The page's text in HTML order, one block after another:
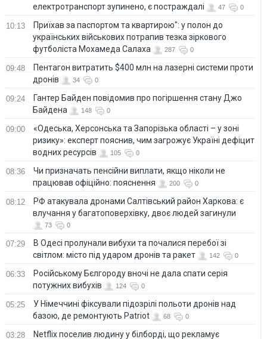
електротранспорт зупинено, є постраждалі
47 0
10:13
Приїхав за паспортом та квартирою": у полон до
українських військових потрапив тезка зіркового
футболіста Мохамеда Салаха
287 0
09:48
Пентагон витратить $400 млн на лазерні системи проти
дронів
34 0
09:24
Гантер Байден повідомив про погіршення стану Джо
Байдена
148 0
09:00
«Одеська, Херсонська та Запорізька області – у зоні
ризику»: експерт пояснив, чим загрожує Україні дефіцит
водних ресурсів
105 0
08:36
Чи призначать пенсійни виплати, якщо ніколи не
працював офіційно: пояснення
200 0
08:12
РФ атакувала дронами Салтівський район Харкова: є
влучання у багатоповерхівку, двоє людей загинули
73 0
07:29
В Одесі пролунали вибухи та почалися перебої зі
світлом: місто під ударом дронів та ракет
142 0
06:33
Російському Бєлгороду вночі не дала спати серія
потужних вибухів
124 0
05:25
У Німеччині фіксували підозрілі польоти дронів над
базою, де ремонтують Patriot
68 0
03:28 Netflix поселив людину у білборді, що рекламує